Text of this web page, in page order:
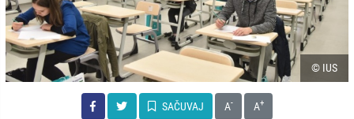
© IUS
SAČUVAJ A- A+